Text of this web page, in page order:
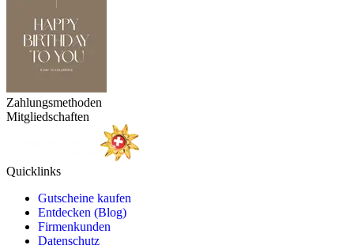
Zahlungsmethoden
Mitgliedschaften
Quicklinks
Gutscheine kaufen
Entdecken (Blog)
Firmenkunden
Datenschutz